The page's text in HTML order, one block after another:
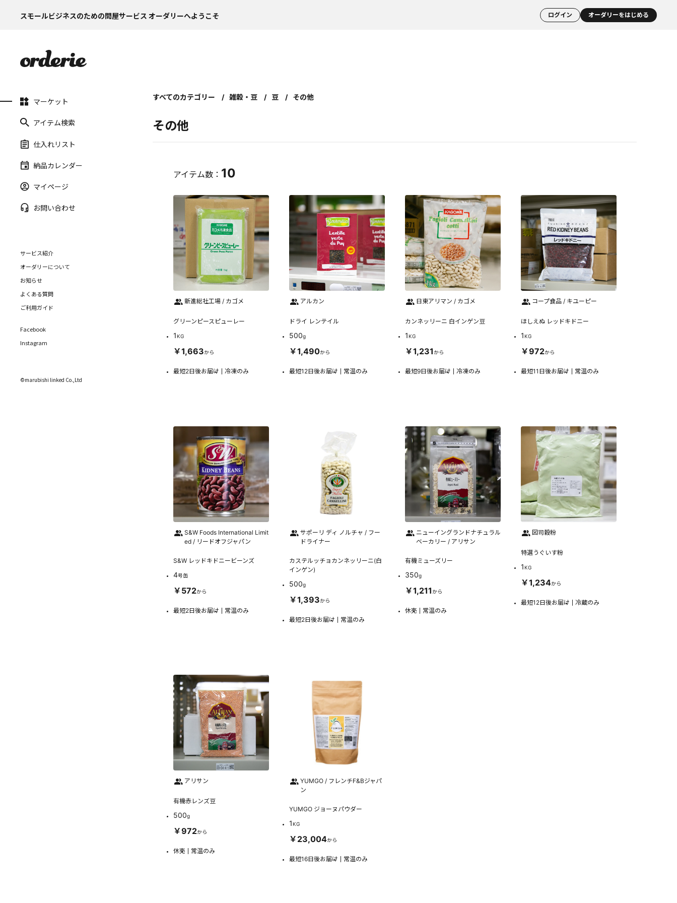
スモールビジネスのための問屋サービス オーダリーへようこそ ログイン オーダリーをはじめる
マーケット
アイテム検索
仕入れリスト
納品カレンダー
マイページ
お問い合わせ
サービス紹介
オーダリーについて
お知らせ
よくある質問
ご利用ガイド
Facebook
Instagram
©marubishi linked Co.,Ltd
すべてのカテゴリー 雑穀・豆 豆 その他
その他
アイテム数： 10
新進総社工場 / カゴメ
グリーンピースピューレー
1KG
￥1,663から
最短2日後お届け 冷凍のみ
アルカン
ドライ レンテイル
500g
￥1,490から
最短12日後お届け 常温のみ
日東アリマン / カゴメ
カンネッリーニ 白インゲン豆
1KG
￥1,231から
最短9日後お届け 冷凍のみ
コープ食品 / キユーピー
ほしえぬ レッドキドニー
1KG
￥972から
最短11日後お届け 常温のみ
S&W Foods International Limit
ed / リードオフジャパン
S&W レッドキドニービーンズ
4号缶
￥572から
最短2日後お届け 常温のみ
サポーリ ディ ノルチャ / フー
ドライナー
カステルッチョカンネッリーニ(白
インゲン)
500g
￥1,393から
最短2日後お届け 常温のみ
ニューイングランドナチュラル
ベーカリー / アリサン
有機ミューズリー
350g
￥1,211から
休売 常温のみ
図司穀粉
特選うぐいす粉
1KG
￥1,234から
最短12日後お届け 冷蔵のみ
アリサン
有機赤レンズ豆
500g
￥972から
休売 常温のみ
YUMGO / フレンチF&Bジャパ
ン
YUMGO ジョーヌパウダー
1KG
￥23,004から
最短16日後お届け 常温のみ